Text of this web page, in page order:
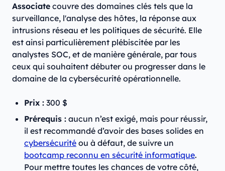
Associate couvre des domaines clés tels que la
surveillance, l'analyse des hôtes, la réponse aux
intrusions réseau et les politiques de sécurité. Elle
est ainsi particulièrement plébiscitée par les
analystes SOC, et de manière générale, par tous
ceux qui souhaitent débuter ou progresser dans le
domaine de la cybersécurité opérationnelle.
Prix : 300 $
Prérequis : aucun n’est exigé, mais pour réussir,
il est recommandé d’avoir des bases solides en
cybersécurité ou à défaut, de suivre un
bootcamp reconnu en sécurité informatique.
Pour mettre toutes les chances de votre côté,